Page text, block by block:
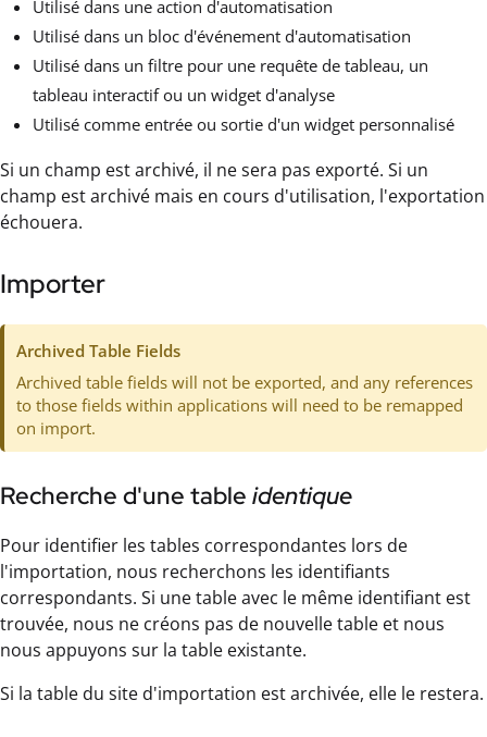
Utilisé dans une action d'automatisation
Utilisé dans un bloc d'événement d'automatisation
Utilisé dans un filtre pour une requête de tableau, un
tableau interactif ou un widget d'analyse
Utilisé comme entrée ou sortie d'un widget personnalisé
Si un champ est archivé, il ne sera pas exporté. Si un
champ est archivé mais en cours d'utilisation, l'exportation
échouera.
Importer
Archived Table Fields
Archived table fields will not be exported, and any references
to those fields within applications will need to be remapped
on import.
Recherche d'une table identique
Pour identifier les tables correspondantes lors de
l'importation, nous recherchons les identifiants
correspondants. Si une table avec le même identifiant est
trouvée, nous ne créons pas de nouvelle table et nous
nous appuyons sur la table existante.
Si la table du site d'importation est archivée, elle le restera.